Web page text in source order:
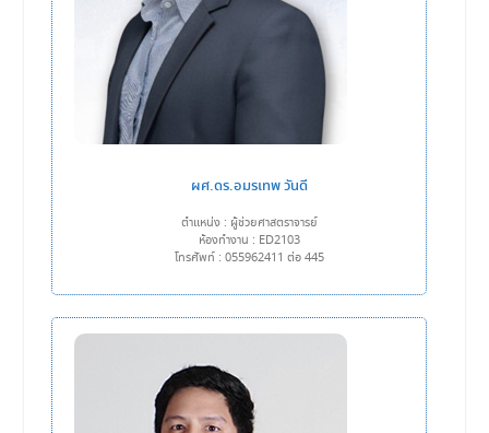
ผศ.ดร.อมรเทพ วันดี
ตำแหน่ง : ผู้ช่วยศาสตราจารย์
ห้องทำงาน : ED2103
โทรศัพท์ : 055962411 ต่อ 445